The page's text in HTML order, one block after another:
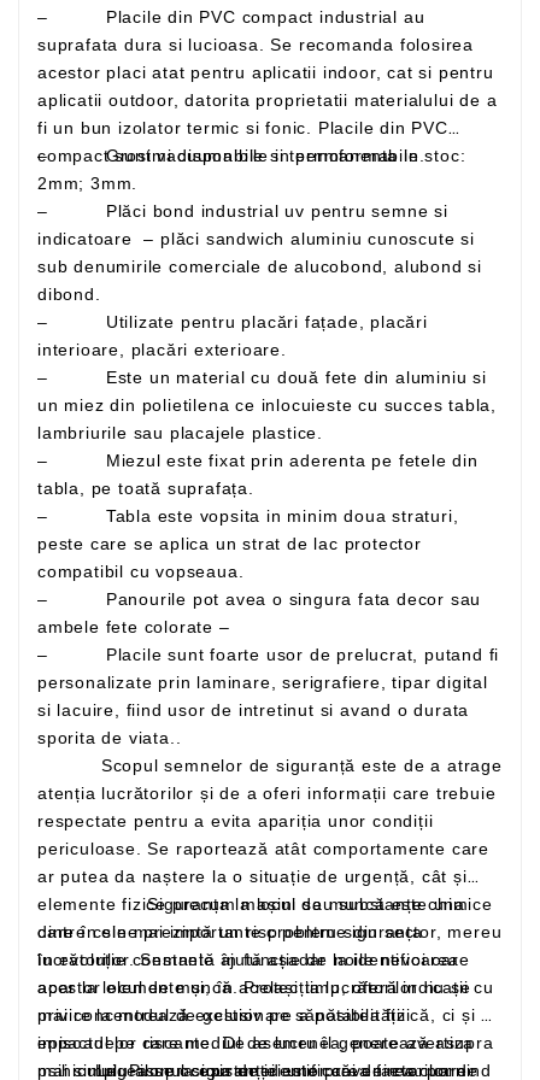
– Placile din PVC compact industrial au
suprafata dura si lucioasa. Se recomanda folosirea
acestor placi atat pentru aplicatii indoor, cat si pentru
aplicatii outdoor, datorita proprietatii materialului de a
fi un bun izolator termic si fonic. Placile din PVC
compact sunt vacuumabile si termoformabile.
– Grosimi disponibile in permanenta in stoc:
2mm; 3mm.
– Plăci bond industrial uv pentru semne si
indicatoare – plăci sandwich aluminiu cunoscute si
sub denumirile comerciale de alucobond, alubond si
dibond.
– Utilizate pentru placări fațade, placări
interioare, placări exterioare.
– Este un material cu două fete din aluminiu si
un miez din polietilena ce inlocuieste cu succes tabla,
lambriurile sau placajele plastice.
– Miezul este fixat prin aderenta pe fetele din
tabla, pe toată suprafața.
– Tabla este vopsita in minim doua straturi,
peste care se aplica un strat de lac protector
compatibil cu vopseaua.
– Panourile pot avea o singura fata decor sau
ambele fete colorate –
– Placile sunt foarte usor de prelucrat, putand fi
personalizate prin laminare, serigrafiere, tipar digital
si lacuire, fiind usor de intretinut si avand o durata
sporita de viata..
atenția lucrătorilor și de a oferi informații care trebuie
respectate pentru a evita apariția unor condiții
periculoase. Se raportează atât comportamente care
ar putea da naștere la o situație de urgență, cât și
elemente fizice precum mașini sau substanțe chimice
care în sine prezintă un risc pentru siguranța
lucrătorilor. Semnele ajută așadar la identificarea
acestor elemente și, în același timp, oferă indicații cu
privire la modul de gestionare a posibilității
episoadelor riscante. De asemenea, poate avertiza
mai simplu asupra existenței unor căi de evacuare
Siguranța la locul de muncă este una
dintre cele mai importante probleme din sector, mereu
în evoluție constantă în funcție de noile nevoi care
apar la locul de muncă. Protecția lucrătorilor nu se
mai concentrează exclusiv pe sănătatea fizică, ci și pe
impactul pe care mediul de lucru îl generează asupra
psihicului. Pilonul siguranței este prevenirea: pornind
Legea se ocupa de identificarea factorilor de